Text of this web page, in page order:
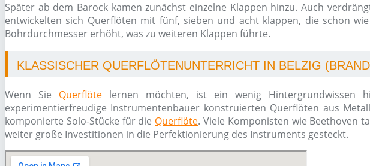
Später ab dem Barock kamen zunächst einzelne Klappen hinzu. Auch
entwickelten sich Querflöten mit fünf, sieben und acht klappen, die schon
Bohrdurchmesser erhöht, was zu weiteren Klappen führte.
KLASSISCHER QUERFLÖTENUNTERRICHT IN BELZIG
Wenn Sie Querflötelernen möchten, ist ein wenig Hintergrundwissen
experimentierfreudige Instrumentenbauer konstruierten Querflöten aus
komponierte Solo-Stücke für die Querflöte. Viele Komponisten wie Beethoven
weiter große Investitionen in die Perfektionierung des Instruments gesteckt.